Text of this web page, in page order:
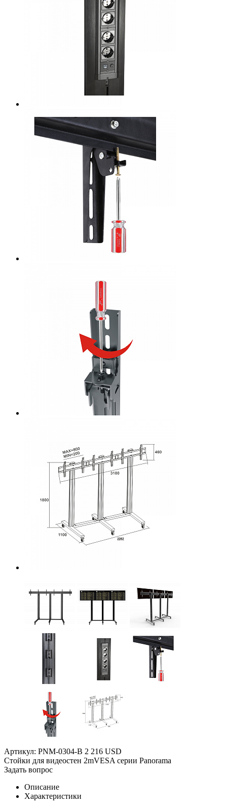
Артикул: PNM-0304-B 2 216 USD
Стойки для видеостен 2mVESA серии Panorama
Задать вопрос
Описание
Характеристики